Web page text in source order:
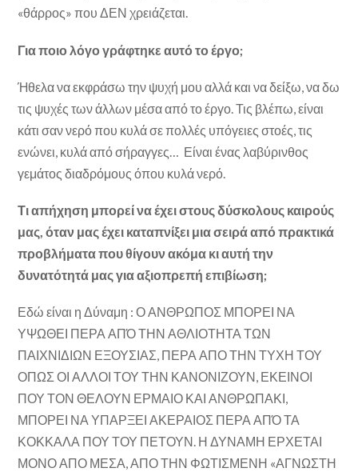
«θάρρος» που ΔΕΝ χρειάζεται.
Για ποιο λόγο γράφτηκε αυτό το έργο;
Ήθελα να εκφράσω την ψυχή μου αλλά και να δείξω, να δω
τις ψυχές των άλλων μέσα από το έργο. Τις βλέπω, είναι
κάτι σαν νερό που κυλά σε πολλές υπόγειες στοές, τις
ενώνει, κυλά από σήραγγες… Είναι ένας λαβύρινθος
γεμάτος διαδρόμους όπου κυλά νερό.
Τι απήχηση μπορεί να έχει στους δύσκολους καιρούς
μας, όταν μας έχει καταπνίξει μια σειρά από πρακτικά
προβλήματα που θίγουν ακόμα κι αυτή την
δυνατότητά μας για αξιοπρεπή επιβίωση;
Εδώ είναι η Δύναμη : Ο ΑΝΘΡΩΠΟΣ ΜΠΟΡΕΙ ΝΑ
ΥΨΩΘΕΙ ΠΕΡΑ ΑΠΌ ΤΗΝ ΑΘΛΙΟΤΗΤΑ ΤΩΝ
ΠΑΙΧΝΙΔΙΩΝ ΕΞΟΥΣΙΑΣ, ΠΕΡΑ ΑΠΟ ΤΗΝ ΤΥΧΗ ΤΟΥ
ΟΠΩΣ ΟΙ ΑΛΛΟΙ ΤΟΥ ΤΗΝ ΚΑΝΟΝΙΖΟΥΝ, ΕΚΕΙΝΟΙ
ΠΟΥ ΤΟΝ ΘΕΛΟΥΝ ΕΡΜΑΙΟ ΚΑΙ ΑΝΘΡΩΠΑΚΙ,
ΜΠΟΡΕΙ ΝΑ ΥΠΑΡΞΕΙ ΑΚΕΡΑΙΟΣ ΠΕΡΑ ΑΠΌ ΤΑ
ΚΟΚΚΑΛΑ ΠΟΥ ΤΟΥ ΠΕΤΟΥΝ. Η ΔΥΝΑΜΗ ΕΡΧΕΤΑΙ
ΜΟΝΟ ΑΠΟ ΜΕΣΑ, ΑΠΟ ΤΗΝ ΦΩΤΙΣΜΕΝΗ «ΑΓΝΩΣΤΗ